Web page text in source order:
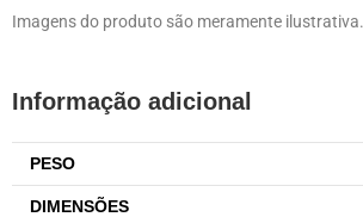
Imagens do produto são meramente ilustrativa.
Informação adicional
PESO
DIMENSÕES